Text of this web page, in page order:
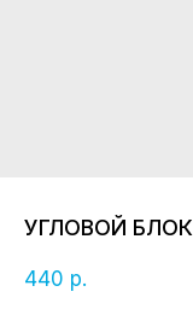
УГЛОВОЙ БЛОК
440 р.